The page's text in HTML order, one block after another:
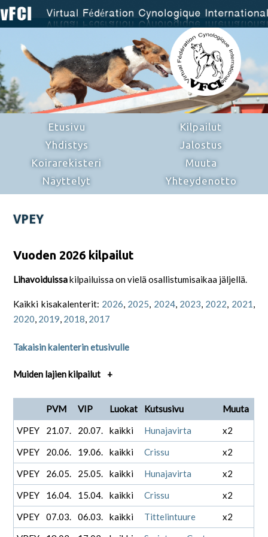
Etusivu
Yhdistys
Koirarekisteri
Näyttelyt
Kilpailut
Jalostus
Muuta
Yhteydenotto
VPEY
Vuoden 2026 kilpailut
Lihavoiduissakilpailuissa on vielä osallistumisaikaa jäljellä.
Kaikki kisakalenterit: 2026 2025 2024, 2023 2022 2021
2020 2019 2018 2017
Takaisin kalenterin etusivulle
Muiden lajien kilpailut +
PVM VIP Luokat Kutsusivu
Muuta
VPEY
21.07. 20.07. kaikki Hunajavirta
x2
VPEY
20.06. 19.06. kaikki Crissu
x2
VPEY
26.05. 25.05. kaikki Hunajavirta
x2
VPEY
16.04. 15.04. kaikki Crissu
x2
VPEY
07.03. 06.03. kaikki Tittelintuure
x2